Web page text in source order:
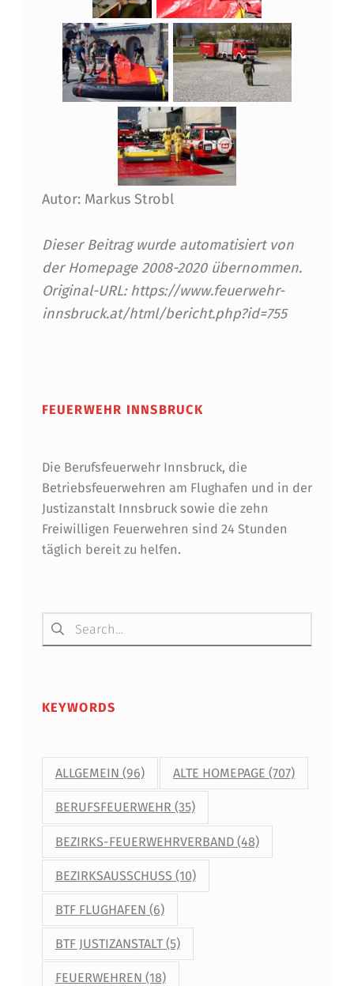
Autor: Markus Strobl
Dieser Beitrag wurde automatisiert von
der Homepage 2008-2020 übernommen.
Original-URL: https://www.feuerwehr-
innsbruck.at/html/bericht.php?id=755
FEUERWEHR INNSBRUCK
Die Berufsfeuerwehr Innsbruck, die
Betriebsfeuerwehren am Flughafen und in der
Justizanstalt Innsbruck sowie die zehn
Freiwilligen Feuerwehren sind 24 Stunden
täglich bereit zu helfen.
Suchen nach:
KEYWORDS
ALLGEMEIN (96) ALTE HOMEPAGE (707)
BERUFSFEUERWEHR (35)
BEZIRKS-FEUERWEHRVERBAND(48)
BEZIRKSAUSSCHUSS (10)
BTF FLUGHAFEN (6)
BTF JUSTIZANSTALT(5)
FEUERWEHREN (18)